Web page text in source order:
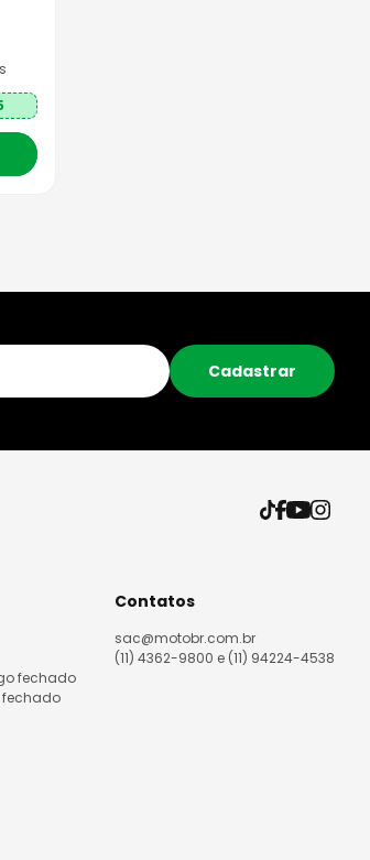
Cadastrar
fechado
fechado
Contatos
sac@motobr.com.br
(11) 4362-9800 e (11) 94224-4538